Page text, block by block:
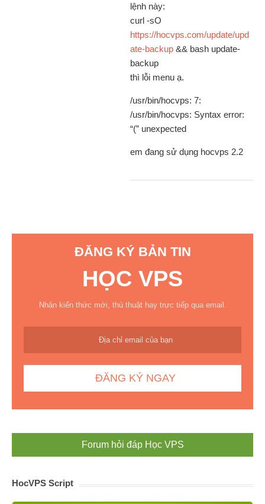
lệnh này:
curl -sO
https://hocvps.com/update/upd
ate-backup && bash update-
backup
thì lỗi menu ạ.
/usr/bin/hocvps: 7:
/usr/bin/hocvps: Syntax error:
“(” unexpected
em đang sử dụng hocvps 2.2
ĐĂNG KÝ BẢN TIN
HỌC VPS
Nhận kiến thức mới, thủ thuật hay trực tiếp qua email.
Forum hỏi đáp Học VPS
HocVPS Script